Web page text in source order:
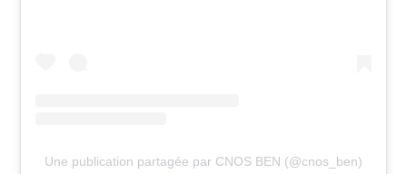
Une publication partagée par CNOS BEN (@cnos_ben)